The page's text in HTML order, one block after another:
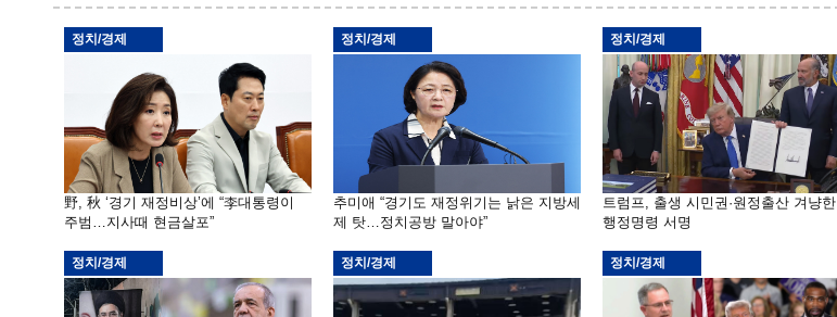
정치/경제
野, 秋 ‘경기 재정비상’에 “李대통령이
주범…지사때 현금살포”
정치/경제
추미애 “경기도 재정위기는 낡은 지방세
제 탓…정치공방 말아야”
정치/경제
트럼프, 출생 시민권·원정출산 겨냥한
행정명령 서명
정치/경제 정치/경제 정치/경제